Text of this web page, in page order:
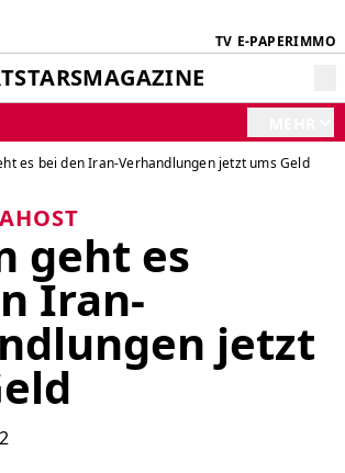
TV E-PAPERIMMO
STARSMAGAZINE
es bei den Iran-Verhandlungen jetzt ums Geld
geht es
Iran-
jetzt